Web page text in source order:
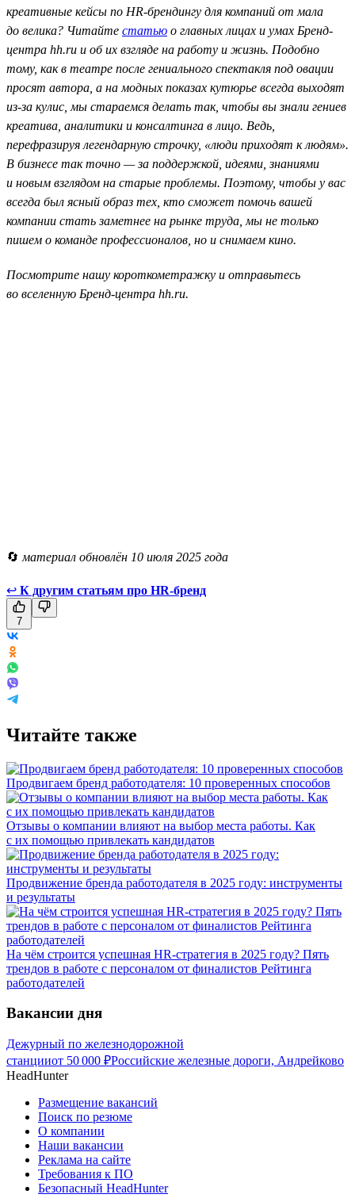
креативные кейсы по HR-брендингу для компаний от мала
до велика? Читайте статью о главных лицах и умах Бренд-
центра hh.ru и об их взгляде на работу и жизнь. Подобно
тому, как в театре после гениального спектакля под овации
просят автора, а на модных показах кутюрье всегда выходят
из-за кулис, мы стараемся делать так, чтобы вы знали гениев
креатива, аналитики и консалтинга в лицо. Ведь,
перефразируя легендарную строчку, «люди приходят к людям».
В бизнесе так точно — за поддержкой, идеями, знаниями
и новым взглядом на старые проблемы. Поэтому, чтобы у вас
всегда был ясный образ тех, кто сможет помочь вашей
компании стать заметнее на рынке труда, мы не только
пишем о команде профессионалов, но и снимаем кино.
Посмотрите нашу короткометражку и отправьтесь
во вселенную Бренд-центра hh.ru.
🔄 материал обновлён 10 июля 2025 года
↩ К другим статьям про HR-бренд
7
Читайте также
Продвигаем бренд работодателя: 10 проверенных способов
Отзывы о компании влияют на выбор места работы. Как
с их помощью привлекать кандидатов
Продвижение бренда работодателя в 2025 году: инструменты
и результаты
На чём строится успешная HR-стратегия в 2025 году? Пять
трендов в работе с персоналом от финалистов Рейтинга
работодателей
Вакансии дня
Дежурный по железнодорожной
станцииот 50 000 ₽Российские железные дороги, Андрейково
HeadHunter
Размещение вакансий
Поиск по резюме
О компании
Наши вакансии
Реклама на сайте
Требования к ПО
Безопасный HeadHunter